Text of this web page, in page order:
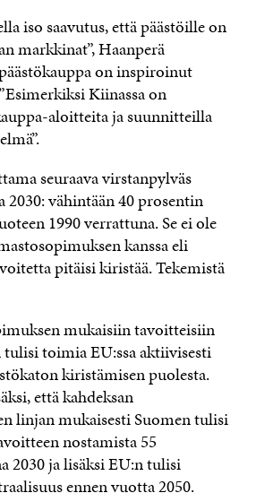
iso saavutus, että päästöille on
markkinat”, Haanperä
on inspiroinut
Kiinassa on
aloitteita ja suunnitteilla
seuraava virstanpylväs
2030: vähintään 40 prosentin
1990 verrattuna. Se ei ole
kanssa eli
pitäisi kiristää. Tekemistä
mukaisiin tavoitteisiin
tulisi toimia EU:ssa aktiivisesti
kiristämisen puolesta.
että kahdeksan
linjan mukaisesti Suomen tulisi
nostamista 55
2030 ja lisäksi EU:n tulisi
ennen vuotta 2050.